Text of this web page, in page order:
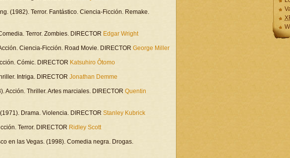
(1982). Terror. Fantástico. Ciencia-Ficción. Remake.
Terror. Zombies. DIRECTOR Edgar Wright
Ciencia-Ficción. Road Movie. DIRECTOR George Miller
Cómic. DIRECTOR Katsuhiro Ôtomo
Intriga. DIRECTOR Jonathan Demme
Acción. Thriller. Artes marciales. DIRECTOR Quentin
Drama. Violencia. DIRECTOR Stanley Kubrick
Terror. DIRECTOR Ridley Scott
en las Vegas. (1998). Comedia negra. Drogas.